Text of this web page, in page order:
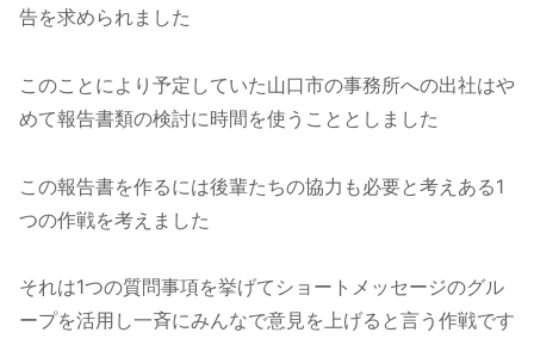
告を求められました
このことにより予定していた山口市の事務所への出社はや
めて報告書類の検討に時間を使うこととしました
この報告書を作るには後輩たちの協力も必要と考えある1
つの作戦を考えました
それは1つの質問事項を挙げてショートメッセージのグル
ープを活用し一斉にみんなで意見を上げると言う作戦です